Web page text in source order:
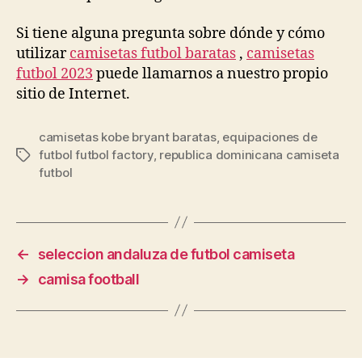
Si tiene alguna pregunta sobre dónde y cómo
utilizarcamisetas futbol baratas , camisetas
futbol 2023 puede llamarnos a nuestro propio
sitio de Internet.
Etiquetas
camisetas kobe bryant baratas, equipaciones de
futbol futbol factory, republica dominicana camiseta
futbol
←
seleccion andaluza de futbol camiseta
→
camisa football